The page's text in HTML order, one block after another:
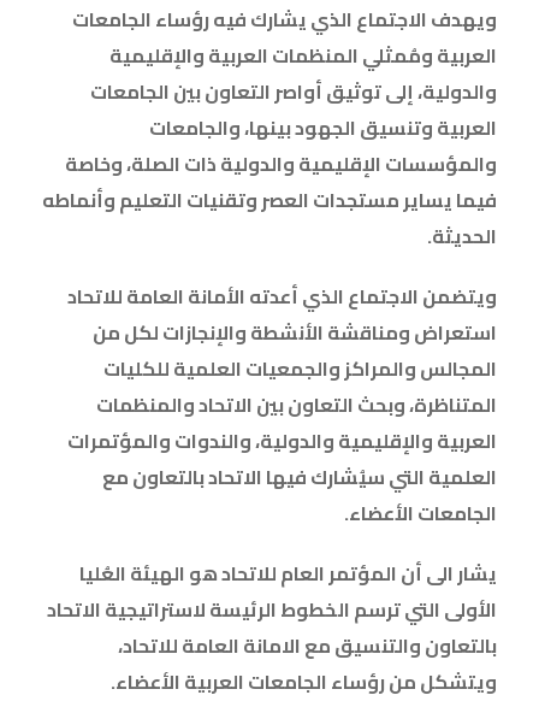
ويهدف الاجتماع الذي يشارك فيه رؤساء الجامعات
العربية ومُمثلي المنظمات العربية والإقليمية
والدولية، إلى توثيق أواصر التعاون بين الجامعات
العربية وتنسيق الجهود بينها، والجامعات
والمؤسسات الإقليمية والدولية ذات الصلة، وخاصة
فيما يساير مستجدات العصر وتقنيات التعليم وأنماطه
الحديثة.
ويتضمن الاجتماع الذي أعدته الأمانة العامة للاتحاد
استعراض ومناقشة الأنشطة والإنجازات لكل من
المجالس والمراكز والجمعيات العلمية للكليات
المتناظرة، وبحث التعاون بين الاتحاد والمنظمات
العربية والإقليمية والدولية، والندوات والمؤتمرات
العلمية التي سيُشارك فيها الاتحاد بالتعاون مع
الجامعات الأعضاء.
يشار الى أن المؤتمر العام للاتحاد هو الهيئة العُليا
الأولى التي ترسم الخطوط الرئيسة لاستراتيجية الاتحاد
بالتعاون والتنسيق مع الامانة العامة للاتحاد،
ويتشكل من رؤساء الجامعات العربية الأعضاء.